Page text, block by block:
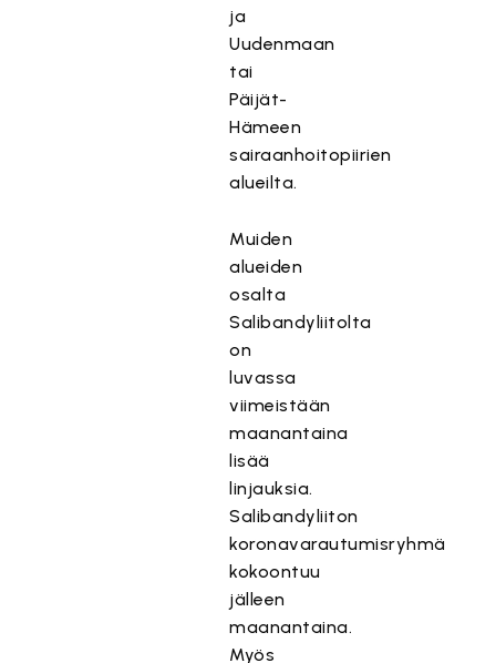
ja
Uudenmaan
tai
Päijät-
Hämeen
sairaanhoitopiirien
alueilta.
Muiden
alueiden
osalta
Salibandyliitolta
on
luvassa
viimeistään
maanantaina
lisää
linjauksia.
Salibandyliiton
koronavarautumisryhmä
kokoontuu
jälleen
maanantaina.
Myös